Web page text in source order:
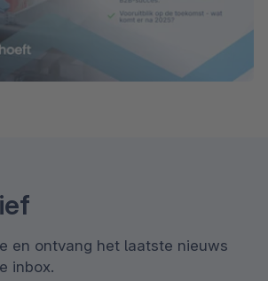
en ontvang het laatste nieuws
inbox.